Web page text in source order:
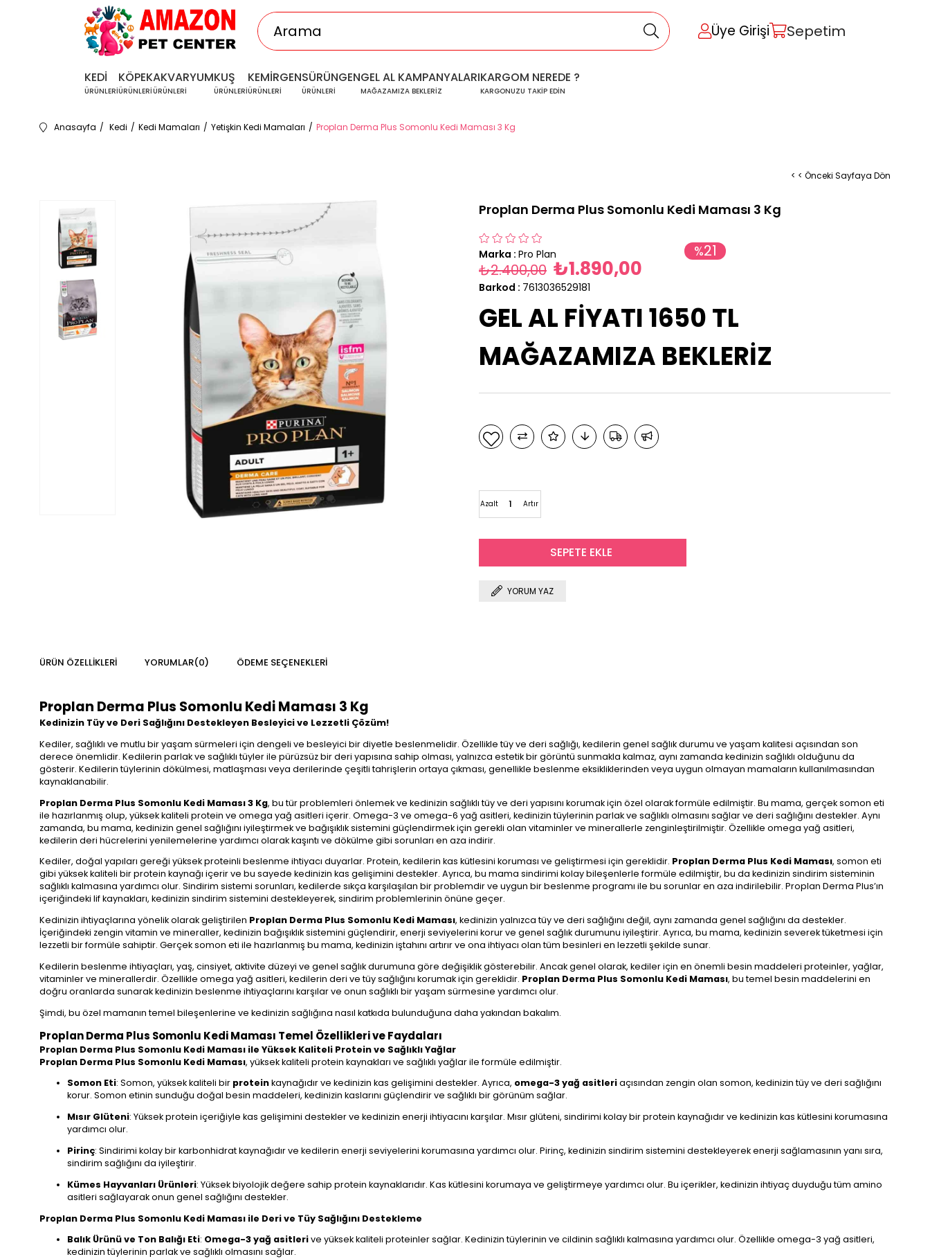
Üye Girişi Sepetim
KEDİ
ÜRÜNLERİ
KÖPEK
ÜRÜNLERİ
AKVARYUM
ÜRÜNLERİ
KUŞ
ÜRÜNLERİ
KEMİRGEN
ÜRÜNLERİ
SÜRÜNGEN
ÜRÜNLERİ
GEL AL KAMPANYALARI
MAĞAZAMIZA BEKLERİZ
KARGOM NEREDE ?
KARGONUZU TAKİP EDİN
Anasayfa Kedi Kedi Mamaları Yetişkin Kedi Mamaları Proplan Derma Plus Somonlu Kedi Maması 3 Kg
< < Önceki Sayfaya Dön
Proplan Derma Plus Somonlu Kedi Maması 3 Kg
Marka : Pro Plan %21
₺2.400,00 ₺1.890,00
Barkod : 7613036529181
GEL AL FİYATI 1650 TL
MAĞAZAMIZA BEKLERİZ
Artır
Azalt
YORUM YAZ
ÜRÜN ÖZELLIKLERI YORUMLAR(0) ÖDEME SEÇENEKLERI
Proplan Derma Plus Somonlu Kedi Maması 3 Kg
Kedinizin Tüy ve Deri Sağlığını Destekleyen Besleyici ve Lezzetli Çözüm!
Kediler, sağlıklı ve mutlu bir yaşam sürmeleri için dengeli ve besleyici bir diyetle beslenmelidir. Özellikle tüy ve deri sağlığı, kedilerin genel sağlık durumu ve yaşam kalitesi açısından son
derece önemlidir. Kedilerin parlak ve sağlıklı tüyler ile pürüzsüz bir deri yapısına sahip olması, yalnızca estetik bir görüntü sunmakla kalmaz, aynı zamanda kedinizin sağlıklı olduğunu da
gösterir. Kedilerin tüylerinin dökülmesi, matlaşması veya derilerinde çeşitli tahrişlerin ortaya çıkması, genellikle beslenme eksikliklerinden veya uygun olmayan mamaların kullanılmasından
kaynaklanabilir.
Proplan Derma Plus Somonlu Kedi Maması 3 Kg, bu tür problemleri önlemek ve kedinizin sağlıklı tüy ve deri yapısını korumak için özel olarak formüle edilmiştir. Bu mama, gerçek somon eti
ile hazırlanmış olup, yüksek kaliteli protein ve omega yağ asitleri içerir. Omega-3 ve omega-6 yağ asitleri, kedinizin tüylerinin parlak ve sağlıklı olmasını sağlar ve deri sağlığını destekler. Aynı
zamanda, bu mama, kedinizin genel sağlığını iyileştirmek ve bağışıklık sistemini güçlendirmek için gerekli olan vitaminler ve minerallerle zenginleştirilmiştir. Özellikle omega yağ asitleri,
kedilerin deri hücrelerini yenilemelerine yardımcı olarak kaşıntı ve dökülme gibi sorunları en aza indirir.
Kediler, doğal yapıları gereği yüksek proteinli beslenme ihtiyacı duyarlar. Protein, kedilerin kas kütlesini koruması ve geliştirmesi için gereklidir. Proplan Derma Plus Kedi Maması, somon eti
gibi yüksek kaliteli bir protein kaynağı içerir ve bu sayede kedinizin kas gelişimini destekler. Ayrıca, bu mama sindirimi kolay bileşenlerle formüle edilmiştir, bu da kedinizin sindirim sisteminin
sağlıklı kalmasına yardımcı olur. Sindirim sistemi sorunları, kedilerde sıkça karşılaşılan bir problemdir ve uygun bir beslenme programı ile bu sorunlar en aza indirilebilir. Proplan Derma Plus’ın
içeriğindeki lif kaynakları, kedinizin sindirim sistemini destekleyerek, sindirim problemlerinin önüne geçer.
Kedinizin ihtiyaçlarına yönelik olarak geliştirilen Proplan Derma Plus Somonlu Kedi Maması, kedinizin yalnızca tüy ve deri sağlığını değil, aynı zamanda genel sağlığını da destekler.
İçeriğindeki zengin vitamin ve mineraller, kedinizin bağışıklık sistemini güçlendirir, enerji seviyelerini korur ve genel sağlık durumunu iyileştirir. Ayrıca, bu mama, kedinizin severek tüketmesi için
lezzetli bir formüle sahiptir. Gerçek somon eti ile hazırlanmış bu mama, kedinizin iştahını artırır ve ona ihtiyacı olan tüm besinleri en lezzetli şekilde sunar.
Kedilerin beslenme ihtiyaçları, yaş, cinsiyet, aktivite düzeyi ve genel sağlık durumuna göre değişiklik gösterebilir. Ancak genel olarak, kediler için en önemli besin maddeleri proteinler, yağlar,
vitaminler ve minerallerdir. Özellikle omega yağ asitleri, kedilerin deri ve tüy sağlığını korumak için gereklidir. Proplan Derma Plus Somonlu Kedi Maması, bu temel besin maddelerini en
doğru oranlarda sunarak kedinizin beslenme ihtiyaçlarını karşılar ve onun sağlıklı bir yaşam sürmesine yardımcı olur.
Şimdi, bu özel mamanın temel bileşenlerine ve kedinizin sağlığına nasıl katkıda bulunduğuna daha yakından bakalım.
Proplan Derma Plus Somonlu Kedi Maması Temel Özellikleri ve Faydaları
Proplan Derma Plus Somonlu Kedi Maması ile Yüksek Kaliteli Protein ve Sağlıklı Yağlar
Proplan Derma Plus Somonlu Kedi Maması, yüksek kaliteli protein kaynakları ve sağlıklı yağlar ile formüle edilmiştir.
Somon Eti: Somon, yüksek kaliteli bir proteinkaynağıdır ve kedinizin kas gelişimini destekler. Ayrıca, omega-3 yağ asitleriaçısından zengin olan somon, kedinizin tüy ve deri sağlığını
korur. Somon etinin sunduğu doğal besin maddeleri, kedinizin kaslarını güçlendirir ve sağlıklı bir görünüm sağlar.
Mısır Glüteni: Yüksek protein içeriğiyle kas gelişimini destekler ve kedinizin enerji ihtiyacını karşılar. Mısır glüteni, sindirimi kolay bir protein kaynağıdır ve kedinizin kas kütlesini korumasına
yardımcı olur.
Pirinç: Sindirimi kolay bir karbonhidrat kaynağıdır ve kedilerin enerji seviyelerini korumasına yardımcı olur. Pirinç, kedinizin sindirim sistemini destekleyerek enerji sağlamasının yanı sıra,
sindirim sağlığını da iyileştirir.
Kümes Hayvanları Ürünleri: Yüksek biyolojik değere sahip protein kaynaklarıdır. Kas kütlesini korumaya ve geliştirmeye yardımcı olur. Bu içerikler, kedinizin ihtiyaç duyduğu tüm amino
asitleri sağlayarak onun genel sağlığını destekler.
Proplan Derma Plus Somonlu Kedi Maması ile Deri ve Tüy Sağlığını Destekleme
Balık Ürünü ve Ton Balığı Eti: Omega-3 yağ asitlerive yüksek kaliteli proteinler sağlar. Kedinizin tüylerinin ve cildinin sağlıklı kalmasına yardımcı olur. Özellikle omega-3 yağ asitleri,
kedinizin tüylerinin parlak ve sağlıklı olmasını sağlar.